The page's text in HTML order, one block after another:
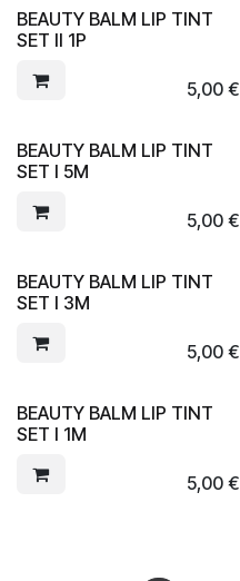
BEAUTY BALM LIP TINT
SET II 1P
5,00€
BEAUTY BALM LIP TINT
SET I 5M
5,00€
BEAUTY BALM LIP TINT
SET I 3M
5,00€
BEAUTY BALM LIP TINT
SET I 1M
5,00€